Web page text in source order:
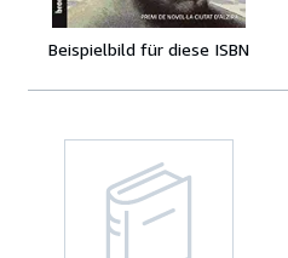
Beispielbild für diese ISBN